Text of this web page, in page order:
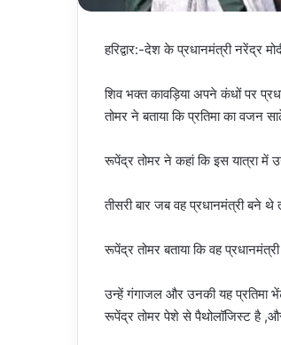
हरिद्वार:-देश के प्रधानमंत्री नरेंद्र
शिव भक्त कावड़िया अपने कंधों पर
तोमर ने बताया कि प्रतिमा का वजन
रूपेंद्र तोमर ने कहां कि इस यात्रा में
तीसरी बार जब वह प्रधानमंत्री बने थे
रूपेंद्र तोमर बताया कि वह
उन्हें गंगाजल और उनकी यह प्रतिमा
रूपेंद्र तोमर पेशे से पैथोलॉजिस्ट है